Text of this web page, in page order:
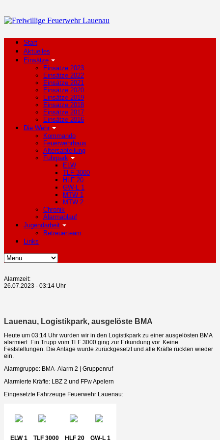
Start
Aktuelles
Einsätze
Einsätze 2023
Einsätze 2022
Einsätze 2021
Einsätze 2020
Einsätze 2019
Einsätze 2018
Einsätze 2017
Einsätze 2016
Die Wehr
Kommando
Feuerwehrhaus
Altersabteilung
Fuhrpark
ELW
TLF 3000
HLF 20
GW-L 1
MTW 1
MTW 2
Chronik
Alarmablauf
Jugendarbeit
Betreuerteam
Links
Alarmzeit:
26.07.2023 - 03:14 Uhr
Lauenau, Logistikpark, ausgelöste BMA
Heute um 03:14 Uhr wurden wir in den Logistikpark zu einer ausgelösten BMA
alarmiert. Ein Trupp vom TLF 3000 ging zur Erkundung vor. Keine
Feststellungen. Die Anlage wurde zurückgesetzt und alle Kräfte rückten wieder
ein.
Alarmgruppe: BMA- Alarm 2 | Gruppenruf
Alarmierte Kräfte: LBZ 2 und FFw Apelern
Eingesetzte Fahrzeuge Feuerwehr Lauenau:
ELW 1 TLF 3000 HLF 20 GW-L 1